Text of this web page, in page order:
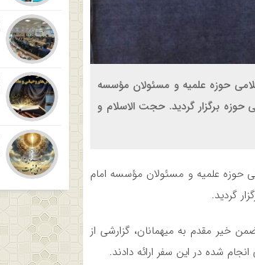
حوزه علمیه و مسئولان مؤسسه
برگزار گردید. حجت الاسلام و
حوزه علمیه و مسئولان مؤسسه امام
گردید.
خیر مقدم به میهمانان، گزارشی از
شده در این سفر ارائه دادند.